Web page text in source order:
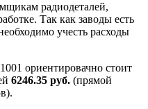
радиодеталей,
Так как заводы есть
учесть расходы
ориентировачно стоит
6246.35 руб. (прямой